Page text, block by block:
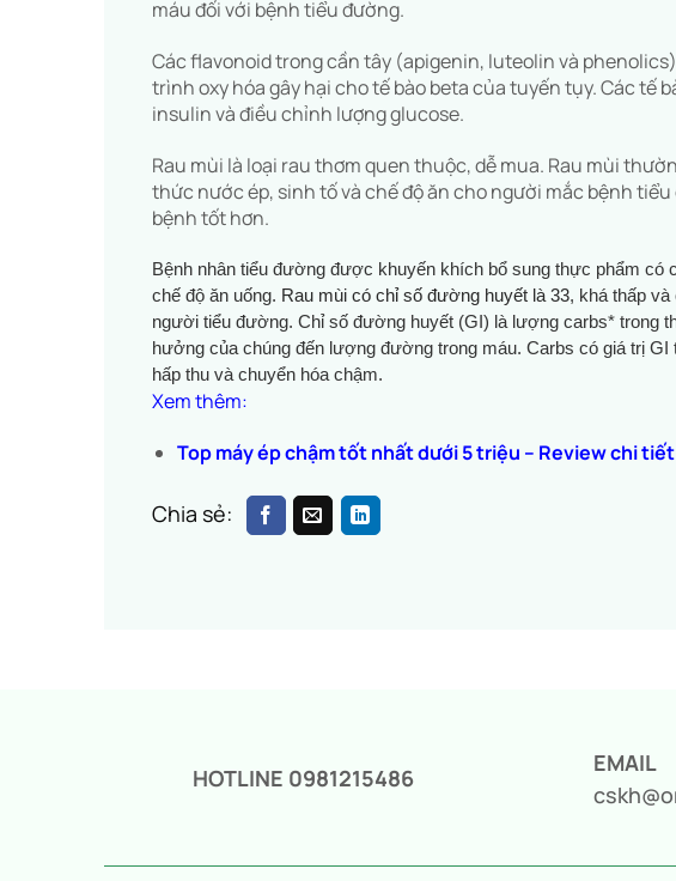
máu đối với bệnh tiểu đường.
Các flavonoid trong cần tây (apigenin, luteolin và
trình oxy hóa gây hại cho tế bào beta của tuyến tụy. Các tế
insulin và điều chỉnh lượng glucose.
Rau mùi là loại rau thơm quen thuộc, dễ mua. Rau mùi
thức nước ép, sinh tố và chế độ ăn cho người mắc bệnh
bệnh tốt hơn.
Bệnh nhân tiểu đường được khuyến khích bổ sung thực phẩm có
chế độ ăn uống. Rau mùi có chỉ số đường huyết là 33, khá thấp và
người tiểu đường. Chỉ số đường huyết (GI) là lượng carbs* trong
hưởng của chúng đến lượng đường trong máu. Carbs có giá trị
hấp thu và chuyển hóa chậm.
Xem thêm:
Top máy ép chậm tốt nhất dưới 5 triệu – Review chi tiết
Chia sẻ:
HOTLINE 0981215486
EMAIL